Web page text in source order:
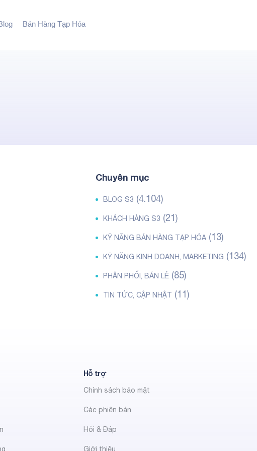
Bán Hàng Tạp Hóa
Chuyên mục
BLOG S3 (4.104)
KHÁCH HÀNG S3 (21)
KỸ NĂNG BÁN HÀNG TẠP HÓA (13)
KỸ NĂNG KINH DOANH, MARKETING (134)
PHÂN PHỐI, BÁN LẺ (85)
TIN TỨC, CẬP NHẬT (11)
Hỗ trợ
Chính sách bảo mật
Các phiên bản
Hỏi & Đáp
Giới thiệu